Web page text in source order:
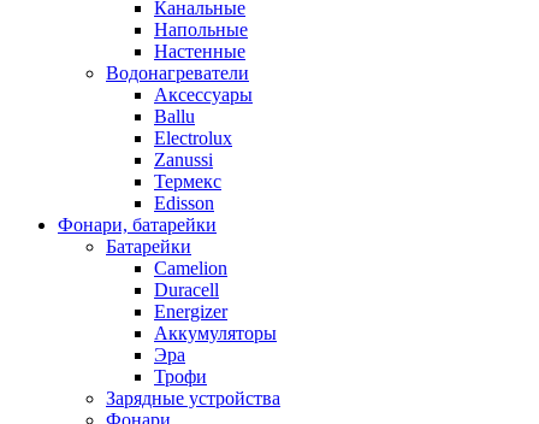
Канальные
Напольные
Настенные
Водонагреватели
Аксессуары
Ballu
Electrolux
Zanussi
Термекс
Edisson
Фонари, батарейки
Батарейки
Camelion
Duracell
Energizer
Аккумуляторы
Эра
Трофи
Зарядные устройства
Фонари